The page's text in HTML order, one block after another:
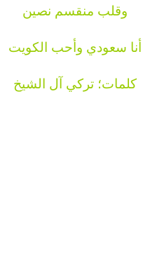
وقلب منقسم نصين
أنا سعودي وأحب الكويت
كلمات؛ تركي آل الشيخ